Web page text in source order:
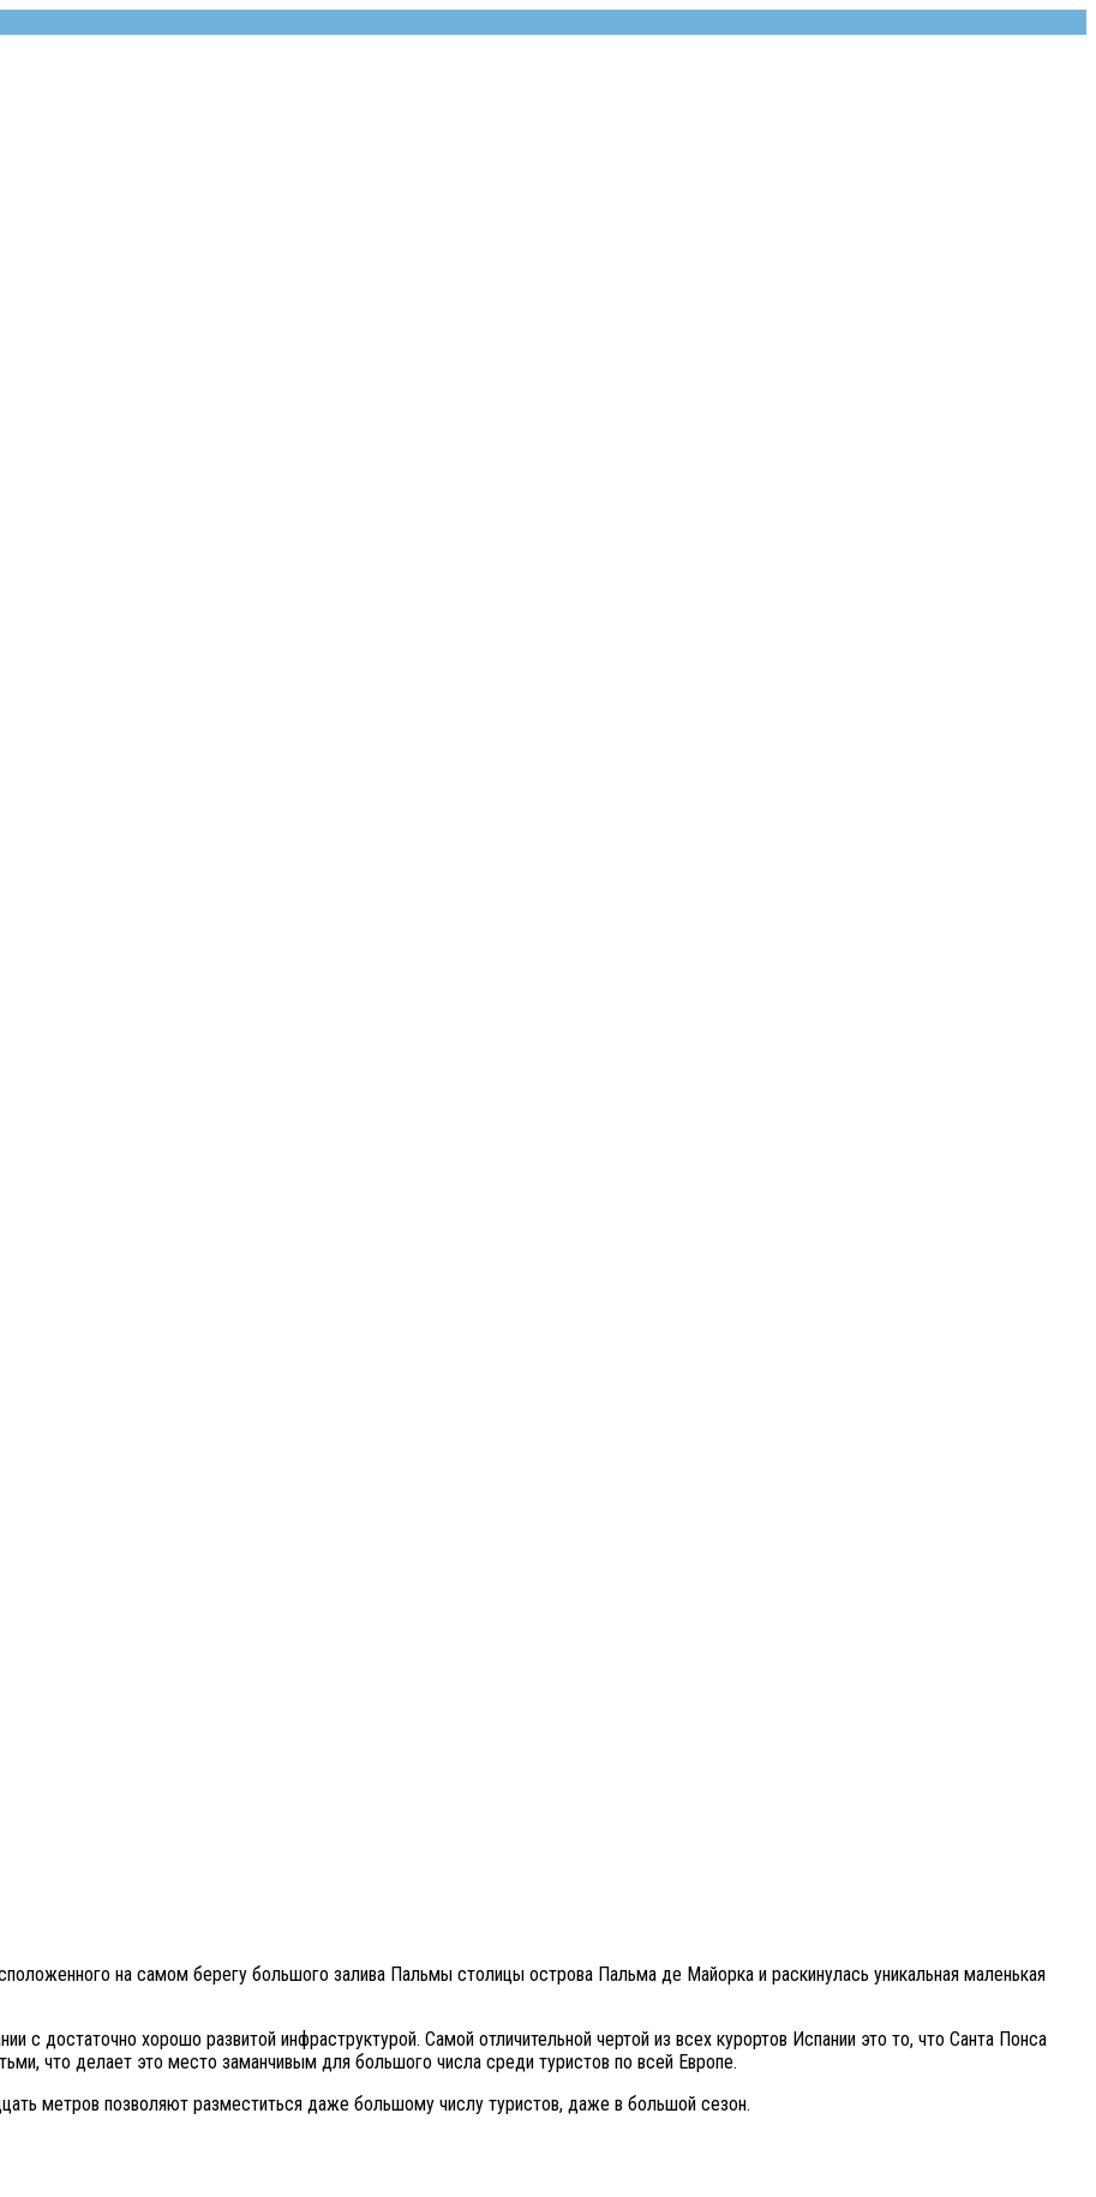
на самом берегу большого залива Пальмы столицы острова Пальма де Майорка и раскинулась уникальная маленькая
с достаточно хорошо развитой инфраструктурой. Самой отличительной чертой из всех курортов Испании это то, что Санта Понса
что делает это место заманчивым для большого числа среди туристов по всей Европе.
метров позволяют разместиться даже большому числу туристов, даже в большой сезон.